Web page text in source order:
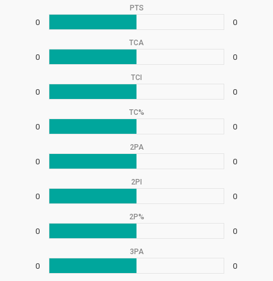
PTS
0 0
TCA
0 0
TCI
0 0
TC%
0 0
2PA
0 0
2PI
0 0
2P%
0 0
3PA
0 0